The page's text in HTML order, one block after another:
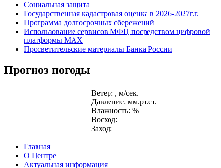
Социальная защита
Государственная кадастровая оценка в 2026-2027г.г.
Программа долгосрочных сбережений
Использование сервисов МФЦ посредством цифровой
платформы MAX
Просветительские материалы Банка России
Прогноз погоды
Ветер: , м/сек.
Давление: мм.рт.ст.
Влажность: %
Восход:
Заход:
Главная
О Центре
Актуальная информация